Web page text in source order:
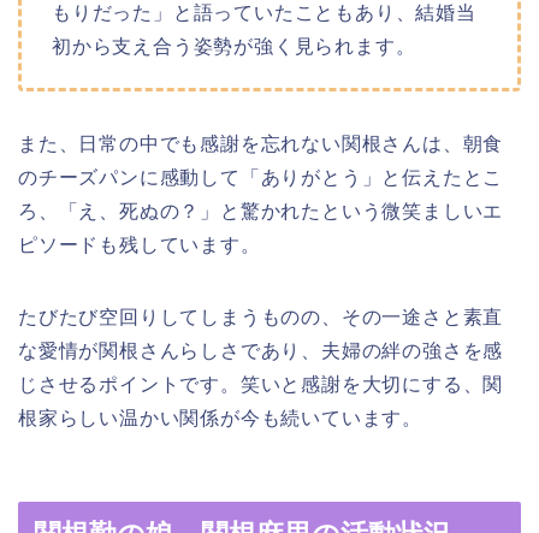
もりだった」と語っていたこともあり、結婚当
初から支え合う姿勢が強く見られます。
また、日常の中でも感謝を忘れない関根さんは、朝食
のチーズパンに感動して「ありがとう」と伝えたとこ
ろ、「え、死ぬの？」と驚かれたという微笑ましいエ
ピソードも残しています。
たびたび空回りしてしまうものの、その一途さと素直
な愛情が関根さんらしさであり、夫婦の絆の強さを感
じさせるポイントです。笑いと感謝を大切にする、関
根家らしい温かい関係が今も続いています。